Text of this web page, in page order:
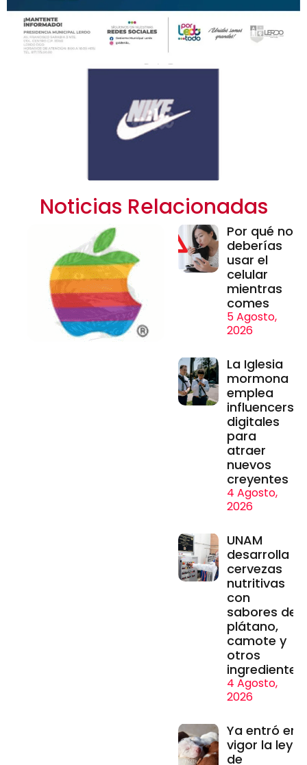
Noticias Relacionadas
Por qué no
deberías
usar el
celular
mientras
comes
5 Agosto,
2026
La Iglesia
mormona
emplea
influencers
digitales
para
atraer
nuevos
creyentes
4 Agosto,
2026
UNAM
desarrolla
cervezas
nutritivas
con
sabores de
plátano,
camote y
otros
ingredientes
4 Agosto,
2026
Ya entró en
vigor la ley
de